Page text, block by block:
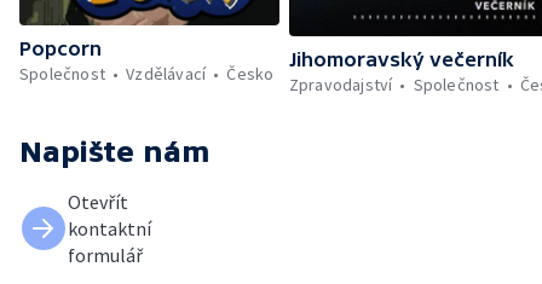
Popcorn
Společnost
Vzdělávací Česko
Jihomoravský večerník
Zpravodajství
Společnost
Napište nám
Otevřít
kontaktní
formulář